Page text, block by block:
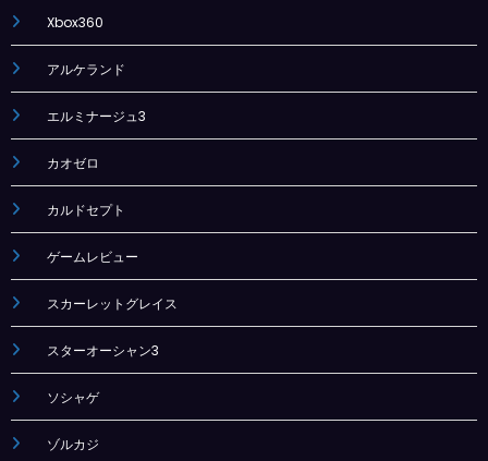
Xbox360
アルケランド
エルミナージュ3
カオゼロ
カルドセプト
ゲームレビュー
スカーレットグレイス
スターオーシャン3
ソシャゲ
ゾルカジ